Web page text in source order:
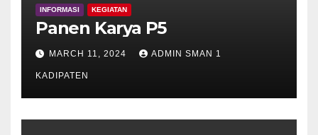
INFORMASI KEGIATAN
Panen Karya P5
MARCH 11, 2024 ADMIN SMAN 1
KADIPATEN